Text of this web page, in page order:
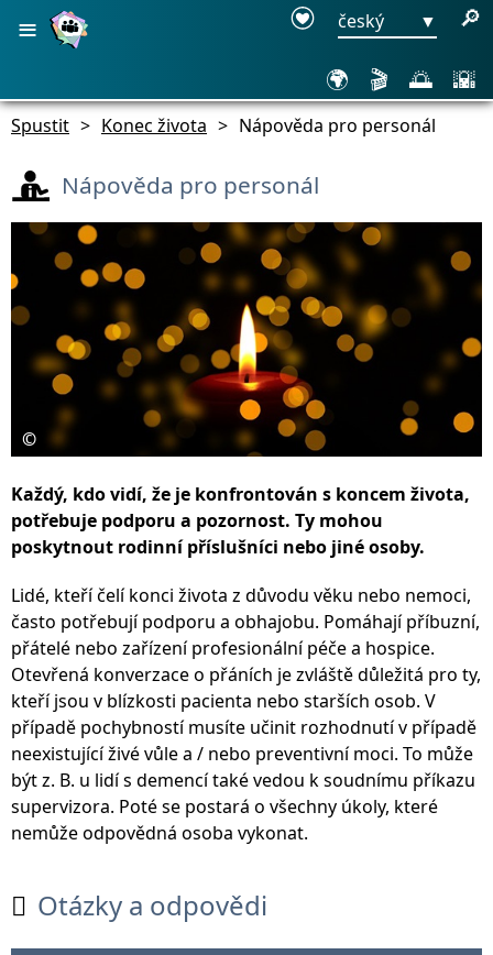
≡ český ▼ 🔎
🌍 🎬 🌅 🌇
Spustit > Konec života > Nápověda pro personál
Nápověda pro personál
©
Každý, kdo vidí, že je konfrontován s koncem života,
potřebuje podporu a pozornost. Ty mohou
poskytnout rodinní příslušníci nebo jiné osoby.
Lidé, kteří čelí konci života z důvodu věku nebo nemoci,
často potřebují podporu a obhajobu. Pomáhají příbuzní,
přátelé nebo zařízení profesionální péče a hospice.
Otevřená konverzace o přáních je zvláště důležitá pro ty,
kteří jsou v blízkosti pacienta nebo starších osob. V
případě pochybností musíte učinit rozhodnutí v případě
neexistující živé vůle a / nebo preventivní moci. To může
být z. B. u lidí s demencí také vedou k soudnímu příkazu
supervizora. Poté se postará o všechny úkoly, které
nemůže odpovědná osoba vykonat.
 Otázky a odpovědi